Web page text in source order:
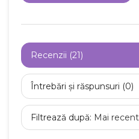
Recenzii (21)
Întrebări și răspunsuri (0)
Filtrează după: Mai recent